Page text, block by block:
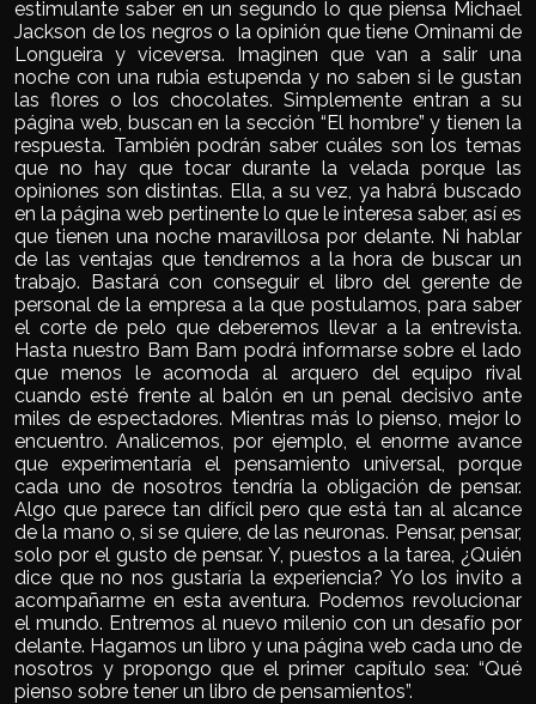
estimulante saber en un segundo lo que piensa Michael
Jackson de los negros o la opinión que tiene Ominami de
Longueira y viceversa. Imaginen que van a salir una
noche con una rubia estupenda y no saben si le gustan
las flores o los chocolates. Simplemente entran a su
página web, buscan en la sección “El hombre” y tienen la
respuesta. También podrán saber cuáles son los temas
que no hay que tocar durante la velada porque las
opiniones son distintas. Ella, a su vez, ya habrá buscado
en la página web pertinente lo que le interesa saber, así es
que tienen una noche maravillosa por delante. Ni hablar
de las ventajas que tendremos a la hora de buscar un
trabajo. Bastará con conseguir el libro del gerente de
personal de la empresa a la que postulamos, para saber
el corte de pelo que deberemos llevar a la entrevista.
Hasta nuestro Bam Bam podrá informarse sobre el lado
que menos le acomoda al arquero del equipo rival
cuando esté frente al balón en un penal decisivo ante
miles de espectadores. Mientras más lo pienso, mejor lo
encuentro. Analicemos, por ejemplo, el enorme avance
que experimentaría el pensamiento universal, porque
cada uno de nosotros tendría la obligación de pensar.
Algo que parece tan difícil pero que está tan al alcance
de la mano o, si se quiere, de las neuronas. Pensar, pensar,
solo por el gusto de pensar. Y, puestos a la tarea, ¿Quién
dice que no nos gustaría la experiencia? Yo los invito a
acompañarme en esta aventura. Podemos revolucionar
el mundo. Entremos al nuevo milenio con un desafío por
delante. Hagamos un libro y una página web cada uno de
nosotros y propongo que el primer capítulo sea: “Qué
pienso sobre tener un libro de pensamientos”.